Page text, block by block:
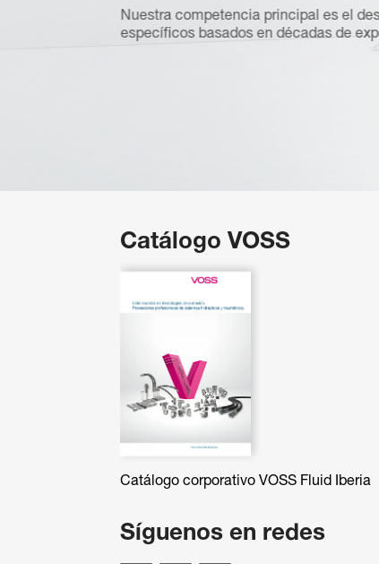
Nuestra competencia principal es el
específicos basados en décadas de
Catálogo VOSS
Catálogo corporativo VOSS Fluid Iberia
Síguenos en redes